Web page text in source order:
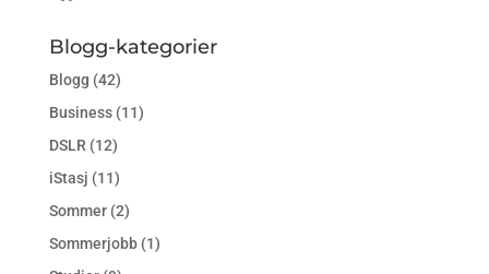
Blogg-kategorier
Blogg (42)
Business(11)
DSLR (12)
iStasj (11)
Sommer(2)
Sommerjobb(1)